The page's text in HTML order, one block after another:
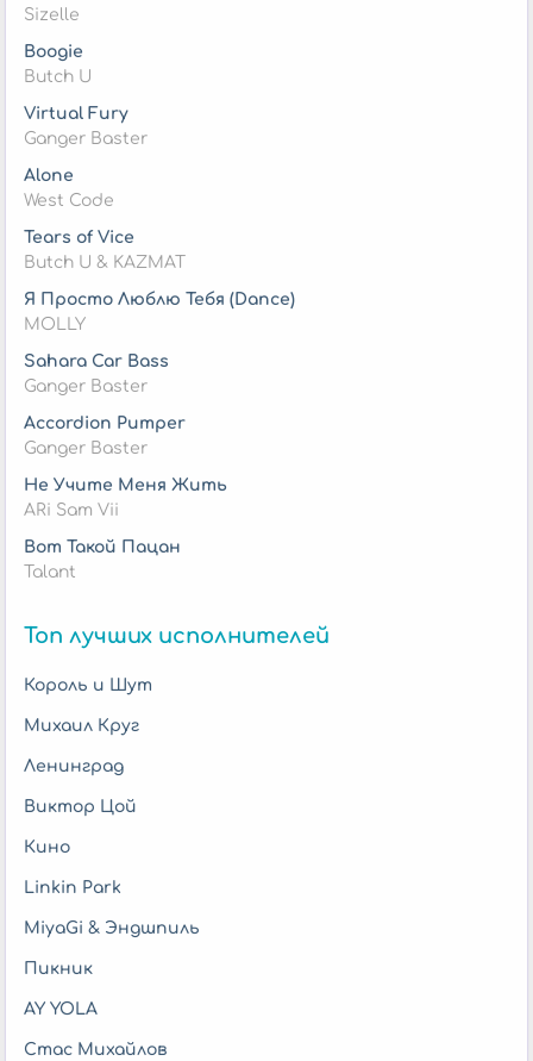
Sizelle
Boogie
Butch U
Virtual Fury
Ganger Baster
Alone
West Code
Tears of Vice
Butch U & KAZMAT
Я Просто Люблю Тебя (Dance)
MOLLY
Sahara Car Bass
Ganger Baster
Accordion Pumper
Ganger Baster
Не Учите Меня Жить
ARi Sam Vii
Вот Такой Пацан
Talant
Топ лучших исполнителей
Король и Шут
Михаил Круг
Ленинград
Виктор Цой
Кино
Linkin Park
MiyaGi & Эндшпиль
Пикник
AY YOLA
Стас Михайлов